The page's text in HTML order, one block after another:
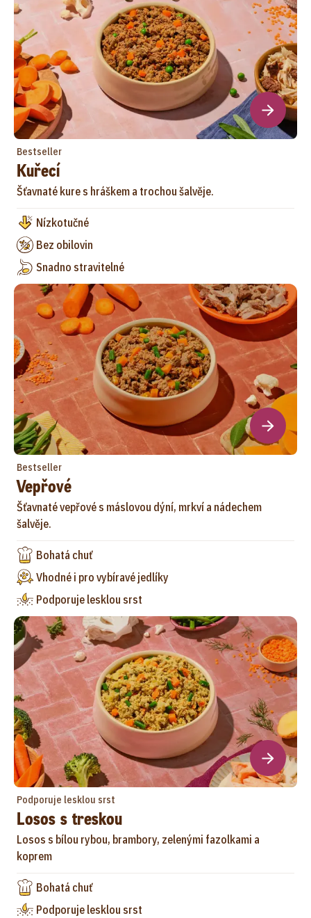
Bestseller
Kuřecí
Šťavnaté kure s hráškem a trochou šalvěje.
Nízkotučné
Bez obilovin
Snadno stravitelné
Bestseller
Vepřové
Šťavnaté vepřové s máslovou dýní, mrkví a nádechem
šalvěje.
Bohatá chuť
Vhodné i pro vybíravé jedlíky
Podporuje lesklou srst
Podporuje lesklou srst
Losos s treskou
Losos s bílou rybou, brambory, zelenými fazolkami a
koprem
Bohatá chuť
Podporuje lesklou srst